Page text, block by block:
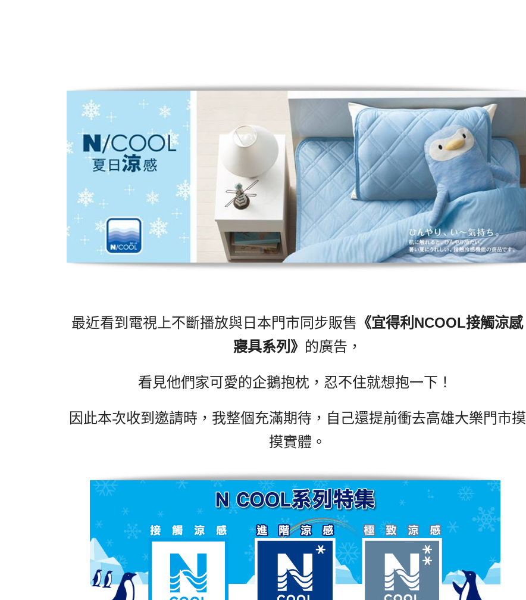
最近看到電視上不斷播放與日本門市同步販售 《宜得利NCOOL接觸涼感
寢具系列 》 的廣告，
看見他們家可愛的企鵝抱枕，忍不住就想抱一下！
因此本次收到邀請時，我整個充滿期待，自己還提前衝去高雄大樂門市摸
摸實體。